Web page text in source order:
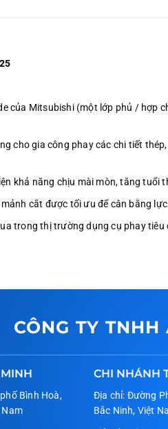
của Mitsubishi (một lớp phủ / hợp
cho gia công phay các chi tiết
khả năng chịu mài mòn, tăng tuổi
cắt được tối ưu để cân bằng
trong thị trường dụng cụ phay tiêu
CÔNG TY
Bình Hoà,
Nam
CHI NHÁNH
Địa chỉ: Đường
Bắc Ninh, Việt